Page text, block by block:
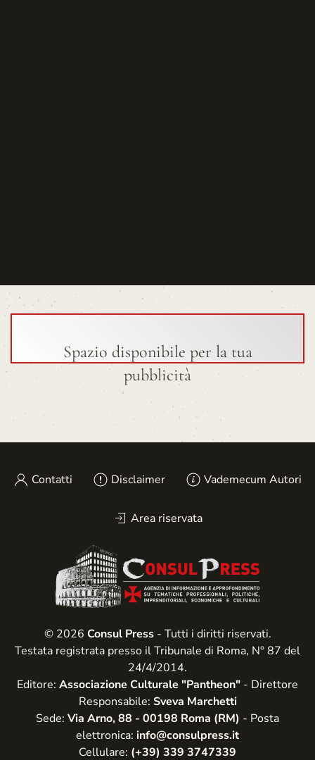
Spazio disponibile per la tua
pubblicità
Contatti Disclaimer Vademecum Autori
Area riservata
© 2026 Consul Press- Tutti i diritti riservati.
Testata registrata presso il Tribunale di Roma, N° 87 del
24/4/2014.
Editore: Associazione Culturale "Pantheon" - Direttore
Responsabile: Sveva Marchetti
Sede: Via Arno, 88 - 00198 Roma (RM) - Posta
elettronica: info@consulpress.it
Cellulare: (+39) 339 3747339